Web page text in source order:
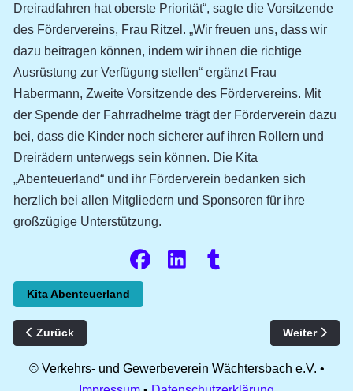
Dreiradfahren hat oberste Priorität“, sagte die Vorsitzende
des Fördervereins, Frau Ritzel. „Wir freuen uns, dass wir
dazu beitragen können, indem wir ihnen die richtige
Ausrüstung zur Verfügung stellen“ ergänzt Frau
Habermann, Zweite Vorsitzende des Fördervereins. Mit
der Spende der Fahrradhelme trägt der Förderverein dazu
bei, dass die Kinder noch sicherer auf ihren Rollern und
Dreirädern unterwegs sein können. Die Kita
„Abenteuerland“ und ihr Förderverein bedanken sich
herzlich bei allen Mitgliedern und Sponsoren für ihre
großzügige Unterstützung.
Kita Abenteuerland
Vorheriger Beitrag: Museumsöffnung und Radlersonntag
Zurück Nächster
Weiter
© Verkehrs- und Gewerbeverein Wächtersbach e.V. •